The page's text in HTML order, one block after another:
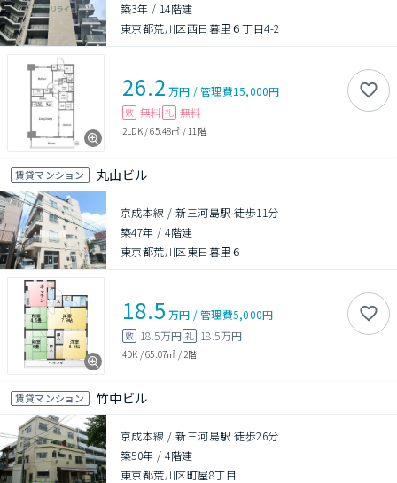
築3年 / 14階建
東京都荒川区西日暮里６丁目4-2
26.2 万円 /管理費15,000円
敷 無料 礼 無料
2LDK/65.48㎡ / 11階
賃貸マンション 丸山ビル
京成本線 / 新三河島駅 徒歩11分
築47年 /4階建
東京都荒川区東日暮里６
18.5 万円 /管理費5,000円
敷 18.5万円 礼 18.5万円
4DK /65.07㎡ / 2階
賃貸マンション 竹中ビル
京成本線 / 新三河島駅 徒歩26分
築50年 /4階建
東京都荒川区町屋8丁目